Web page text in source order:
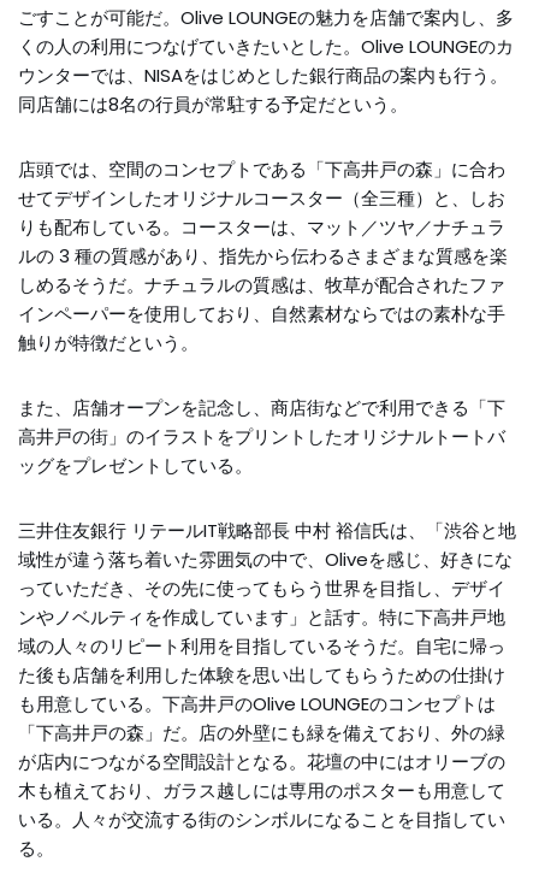
ごすことが可能だ。Olive LOUNGEの魅力を店舗で案内し、多
くの人の利用につなげていきたいとした。Olive LOUNGEのカ
ウンターでは、NISAをはじめとした銀行商品の案内も行う。
同店舗には8名の行員が常駐する予定だという。
店頭では、空間のコンセプトである「下高井戸の森」に合わ
せてデザインしたオリジナルコースター（全三種）と、しお
りも配布している。コースターは、マット／ツヤ／ナチュラ
ルの 3 種の質感があり、指先から伝わるさまざまな質感を楽
しめるそうだ。ナチュラルの質感は、牧草が配合されたファ
インペーパーを使用しており、自然素材ならではの素朴な手
触りが特徴だという。
また、店舗オープンを記念し、商店街などで利用できる「下
高井戸の街」のイラストをプリントしたオリジナルトートバ
ッグをプレゼントしている。
三井住友銀行 リテールIT戦略部長 中村 裕信氏は、「渋谷と地
域性が違う落ち着いた雰囲気の中で、Oliveを感じ、好きにな
っていただき、その先に使ってもらう世界を目指し、デザイ
ンやノベルティを作成しています」と話す。特に下高井戸地
域の人々のリピート利用を目指しているそうだ。自宅に帰っ
た後も店舗を利用した体験を思い出してもらうための仕掛け
も用意している。下高井戸のOlive LOUNGEのコンセプトは
「下高井戸の森」だ。店の外壁にも緑を備えており、外の緑
が店内につながる空間設計となる。花壇の中にはオリーブの
木も植えており、ガラス越しには専用のポスターも用意して
いる。人々が交流する街のシンボルになることを目指してい
る。